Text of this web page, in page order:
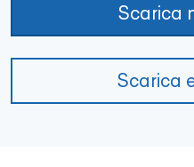
Scarica
Scarica